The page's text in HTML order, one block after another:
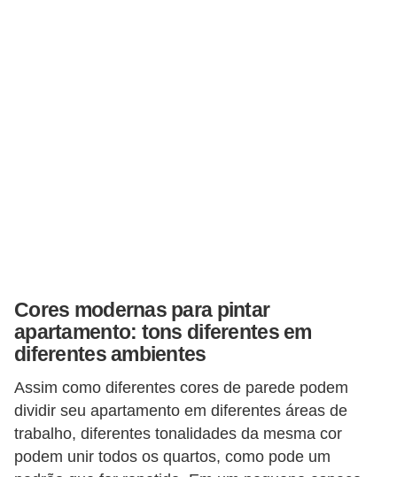
Cores modernas para pintar
apartamento: tons diferentes em
diferentes ambientes
Assim como diferentes cores de parede podem
dividir seu apartamento em diferentes áreas de
trabalho, diferentes tonalidades da mesma cor
podem unir todos os quartos, como pode um